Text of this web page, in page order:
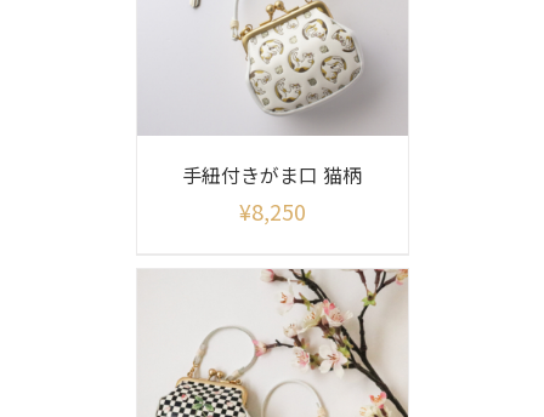
手紐付きがま口 猫柄
¥8,250